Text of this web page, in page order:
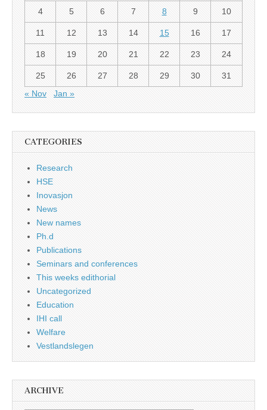
4 5 6 7 8 9 10
11 12 13 14 15 16 17
18 19 20 21 22 23 24
25 26 27 28 29 30
31
« Nov
Jan »
CATEGORIES
Research
HSE
Inovasjon
News
New names
Ph.d
Publications
Seminars and conferences
This weeks edithorial
Uncategorized
Education
IHI call
Welfare
Vestlandslegen
ARCHIVE